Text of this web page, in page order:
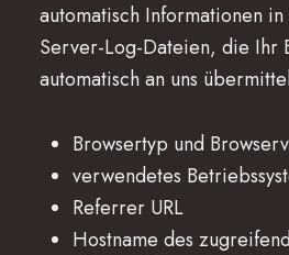
automatisch Informationen
Server-Log-Dateien, die Ihr
automatisch an uns
Browsertyp und
verwendetes
Referrer URL
Hostname des